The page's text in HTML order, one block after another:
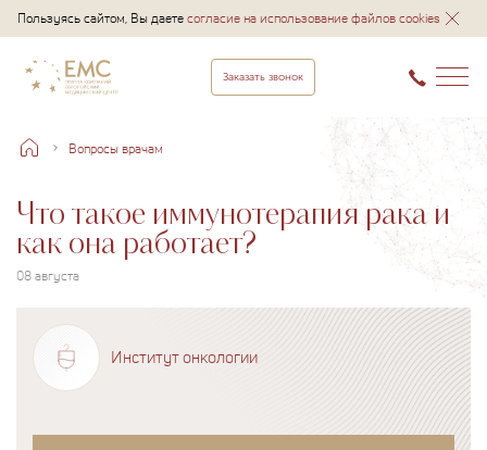
Пользуясь сайтом, Вы даетесогласие на использование файлов cookies
Заказать звонок
Вопросы врачам
Что такое иммунотерапия рака и
как она работает?
08 августа
Институт онкологии